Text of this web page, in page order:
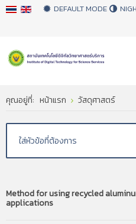
DEFAULT MODE
คุณอยู่ที่: หน้าแรก วัสดุศาสตร์
Method for using recycled
applications